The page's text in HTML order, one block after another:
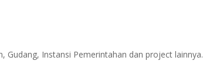
Gudang, Instansi Pemerintahan dan project lainnya.